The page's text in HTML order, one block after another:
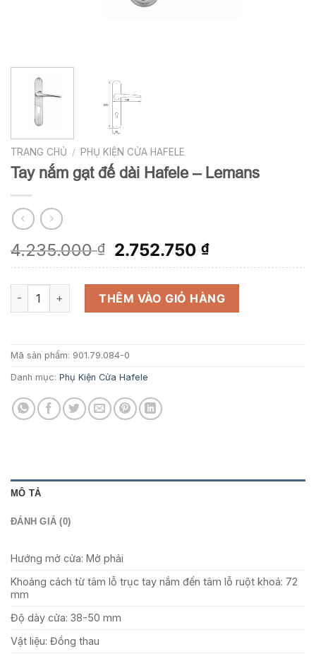
TRANG CHỦ / PHỤ KIỆN CỬA HAFELE
Tay nắm gạt đế dài Hafele – Lemans
4.235.000₫
Giá
gốc
là:
4.235.000 ₫.
2.752.750₫Giá
hiện
tại
là:
2.752.750 ₫.
Tay nắm gạt đế dài Hafele - Lemans số lượng
THÊM VÀO GIỎ HÀNG
Mã sản phẩm: 901.79.084-0
Danh mục: Phụ Kiện Cửa Hafele
MÔ TẢ
ĐÁNH GIÁ (0)
Hướng mở cửa: Mở phải
Khoảng cách từ tâm lỗ trục tay nắm đến tâm lỗ ruột khoá: 72
mm
Độ dày cửa: 38-50 mm
Vật liệu: Đồng thau